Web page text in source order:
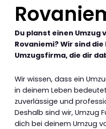
Du planst einen Umzug
Rovaniemi? Wir sind
Umzugsfirma, die dir
Wir wissen, dass ein
in deinem Leben
zuverlässige und
Deshalb sind wir, Umzug
dich bei deinem Umzug